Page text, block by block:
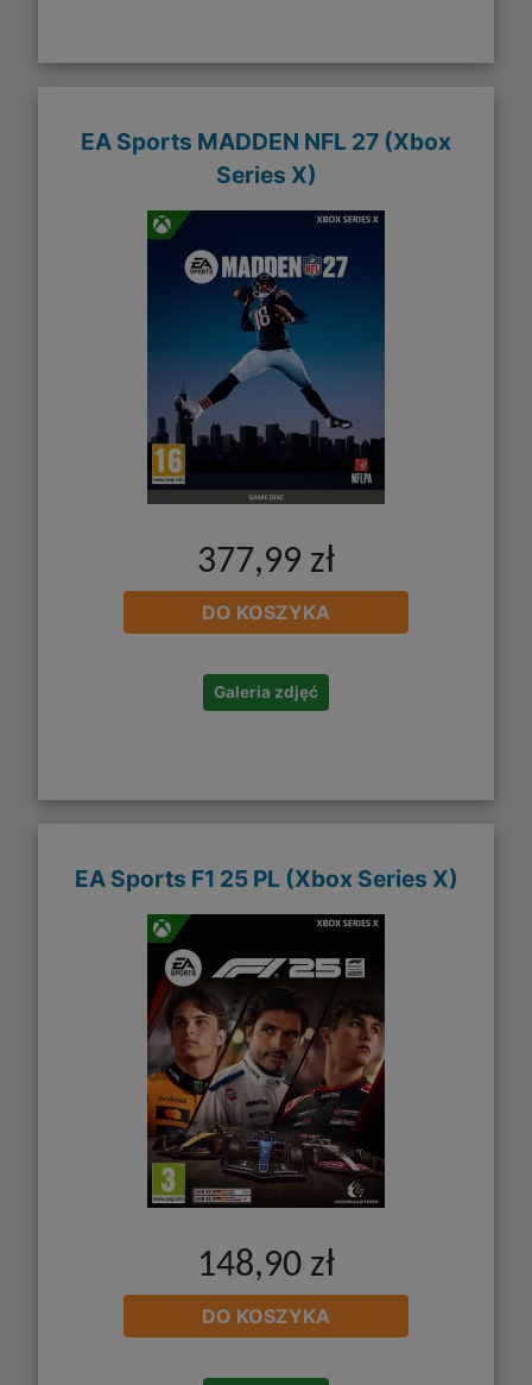
EA Sports MADDEN NFL 27 (Xbox
Series X)
377,99 zł
DO KOSZYKA
Galeria zdjęć
EA Sports F1 25 PL (Xbox Series X)
148,90 zł
DO KOSZYKA